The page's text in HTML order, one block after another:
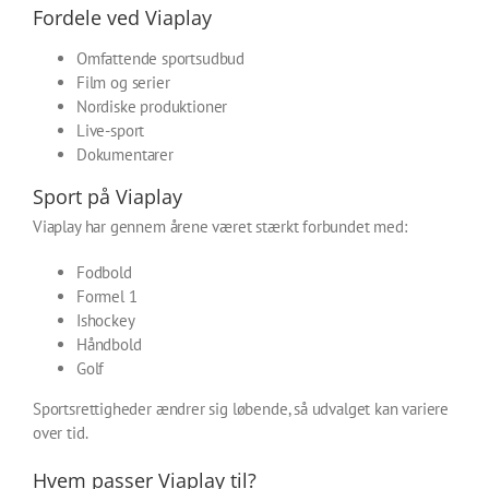
Fordele ved Viaplay
Omfattende sportsudbud
Film og serier
Nordiske produktioner
Live-sport
Dokumentarer
Sport på Viaplay
Viaplay har gennem årene været stærkt forbundet med:
Fodbold
Formel 1
Ishockey
Håndbold
Golf
Sportsrettigheder ændrer sig løbende, så udvalget kan variere
over tid.
Hvem passer Viaplay til?